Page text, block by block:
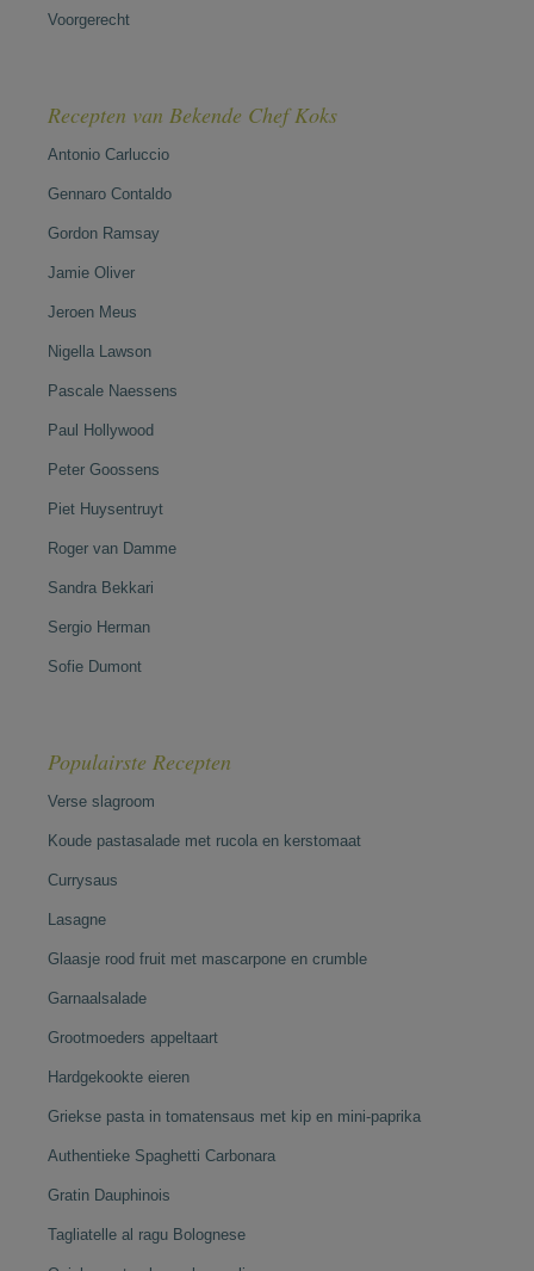
Voorgerecht
Recepten van Bekende Chef Koks
Antonio Carluccio
Gennaro Contaldo
Gordon Ramsay
Jamie Oliver
Jeroen Meus
Nigella Lawson
Pascale Naessens
Paul Hollywood
Peter Goossens
Piet Huysentruyt
Roger van Damme
Sandra Bekkari
Sergio Herman
Sofie Dumont
Populairste Recepten
Verse slagroom
Koude pastasalade met rucola en kerstomaat
Currysaus
Lasagne
Glaasje rood fruit met mascarpone en crumble
Garnaalsalade
Grootmoeders appeltaart
Hardgekookte eieren
Griekse pasta in tomatensaus met kip en mini-paprika
Authentieke Spaghetti Carbonara
Gratin Dauphinois
Tagliatelle al ragu Bolognese